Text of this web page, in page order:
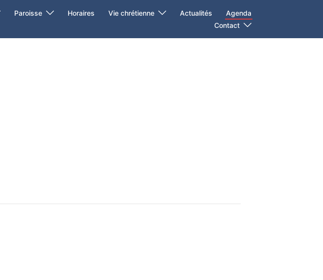
Paroisse Horaires Vie chrétienne Actualités
Agenda
Contact